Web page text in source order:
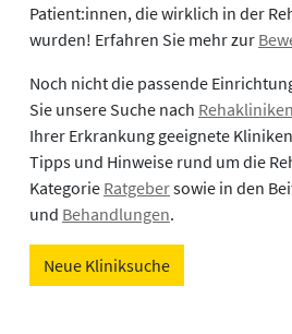
Patient:innen, die wirklich in der
wurden! Erfahren Sie mehr zur
Noch nicht die passende
Sie unsere Suche nach Rehakliniken
Ihrer Erkrankung geeignete
Tipps und Hinweise rund um die
Kategorie Ratgebersowie in den
und Behandlungen.
Neue Kliniksuche